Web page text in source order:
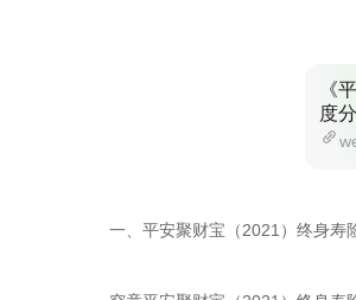
《
度
一、平安聚财宝（2021）终身寿